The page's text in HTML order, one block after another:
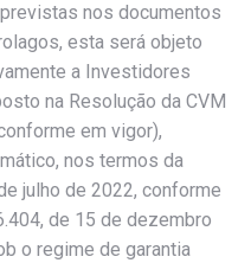
nos documentos
esta será objeto
a Investidores
na Resolução da CVM
em vigor),
nos termos da
julho de 2022, conforme
de 15 de dezembro
o regime de garantia